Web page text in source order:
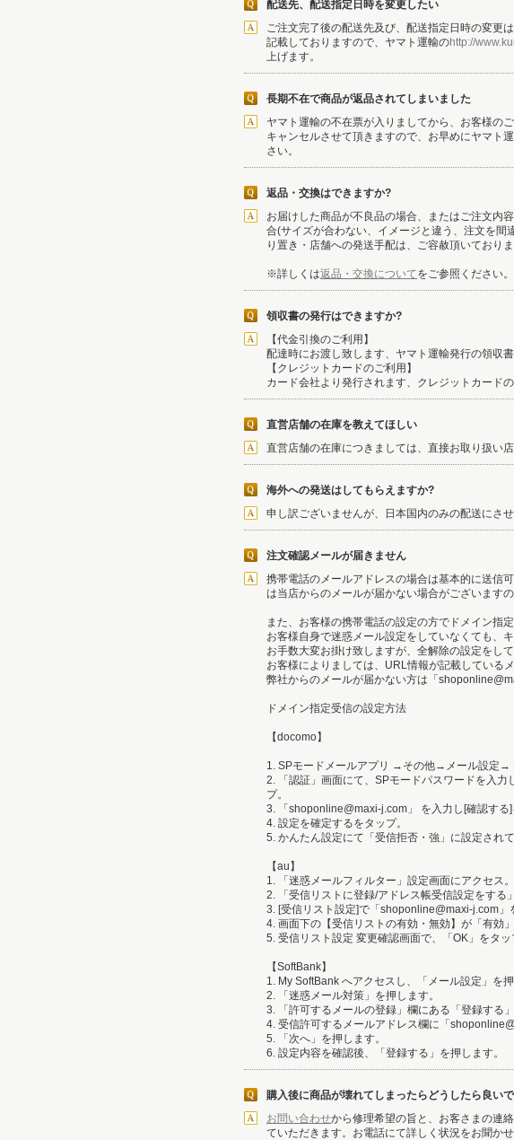
配送先、配送指定日時を変更したい
ご注文完了後の配送先及び、配送指定日時の変更
記載しておりますので、ヤマト運輸のhttp://
上げます。
長期不在で商品が返品されてしまいました
ヤマト運輸の不在票が入りましてから、お客様の
キャンセルさせて頂きますので、お早めにヤマト
さい。
返品・交換はできますか?
お届けした商品が不良品の場合、またはご注文内
合(サイズが合わない、イメージと違う、注文を
り置き・店舗への発送手配は、ご容赦頂いておりま
※詳しくは返品・交換についてをご参照ください。
領収書の発行はできますか?
【代金引換のご利用】
配達時にお渡し致します、ヤマト運輸発行の領収書
【クレジットカードのご利用】
カード会社より発行されます、クレジットカード
直営店舗の在庫を教えてほしい
直営店舗の在庫につきましては、直接お取り扱い
海外への発送はしてもらえますか?
申し訳ございませんが、日本国内のみの配送にさせ
注文確認メールが届きません
携帯電話のメールアドレスの場合は基本的に送信
は当店からのメールが届かない場合がございます
また、お客様の携帯電話の設定の方でドメイン指
お客様自身で迷惑メール設定をしていなくても、
お手数大変お掛け致しますが、全解除の設定をし
お客様によりましては、URL情報が記載している
弊社からのメールが届かない方は「
ドメイン指定受信の設定方法
【docomo】
1. SPモードメールアプリ →その他→メール設定→
2. 「認証」画面にて、SPモードパスワードを入
プ。
3. 「shoponline@maxi-j.com」 を入力し[確認する]
4. 設定を確定するをタップ。
5. かんたん設定にて「受信拒否・強」に設定され
【au】
1. 「迷惑メールフィルター」設定画面にアクセス。
2. 「受信リストに登録/アドレス帳受信設定をする
3. [受信リスト設定]で「shoponline@maxi-j.com」
4. 画面下の【受信リストの有効・無効】が「有効
5. 受信リスト設定 変更確認画面で、「OK」をタッ
【SoftBank】
1. My SoftBank へアクセスし、「メール設定」を押
2. 「迷惑メール対策」を押します。
3. 「許可するメールの登録」欄にある「登録する」
4. 受信許可するメールアドレス欄に「
5. 「次へ」を押します。
6. 設定内容を確認後、「登録する」を押します。
購入後に商品が壊れてしまったらどうしたら良い
お問い合わせから修理希望の旨と、お客さまの連
ていただきます。お電話にて詳しく状況をお聞か